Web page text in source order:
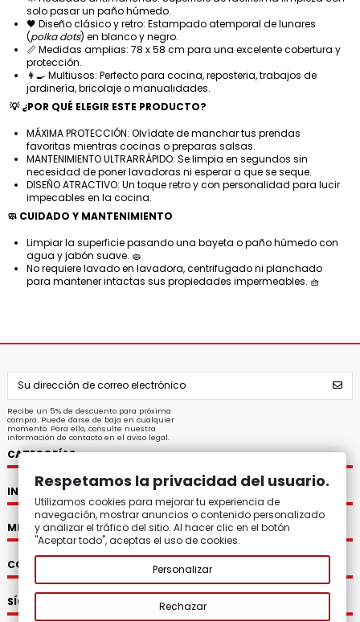
solo pasar un paño húmedo.
🖤 Diseño clásico y retro: Estampado atemporal de lunares
(polka dots) en blanco y negro.
📏 Medidas amplias: 78 x 58 cm para una excelente cobertura y
protección.
👩‍🍳 Multiusos: Perfecto para cocina, reposteria, trabajos de
jardinería, bricolaje o manualidades.
💡 ¿POR QUÉ ELEGIR ESTE PRODUCTO?
MÁXIMA PROTECCIÓN: Olvídate de manchar tus prendas
favoritas mientras cocinas o preparas salsas.
MANTENIMIENTO ULTRARRÁPIDO: Se limpia en segundos sin
necesidad de poner lavadoras ni esperar a que se seque.
DISEÑO ATRACTIVO: Un toque retro y con personalidad para lucir
impecables en la cocina.
🧼 CUIDADO Y MANTENIMIENTO
Limpiar la superficie pasando una bayeta o paño húmedo con
agua y jabón suave. 🧽
No requiere lavado en lavadora, centrifugado ni planchado
para mantener intactas sus propiedades impermeables. 🧺
Recibe un 5% de descuento para próxima
compra. Puede darse de baja en cualquier
momento. Para ello, consulte nuestra
información de contacto en el aviso legal.
CATEGORÍAS
INFORMACIÓN
MI CUENTA
CONTACTO
SÍGUENOS
Respetamos la privacidad del usuario.
Utilizamos cookies para mejorar tu experiencia de
navegación, mostrar anuncios o contenido personalizado
y analizar el tráfico del sitio. Al hacer clic en el botón
"Aceptar todo", aceptas el uso de cookies.
Personalizar
Rechazar